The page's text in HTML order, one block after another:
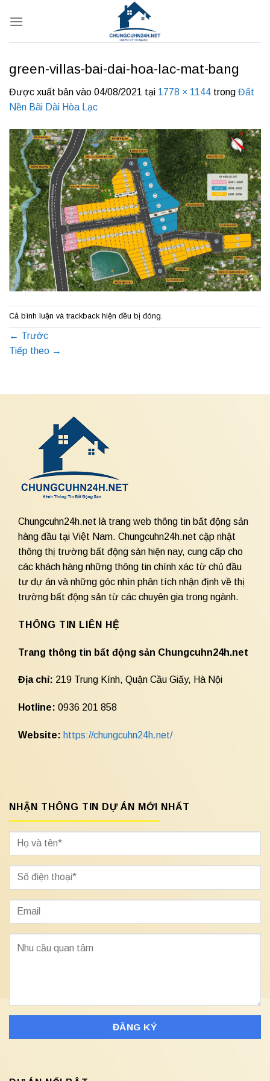
qua
green-villas-bai-dai-hoa-lac-mat-bang
Được xuất bản vào 04/08/2021 tại 1778 × 1144 trong Đất
Nền Bãi Dài Hòa Lạc
Cả bình luận và trackback hiện đều bị đóng.
← Trước
Tiếp theo →
Chungcuhn24h.net là trang web thông tin bất động sản
hàng đầu tại Việt Nam. Chungcuhn24h.net cập nhật
thông thị trường bất động sản hiện nay, cung cấp cho
các khách hàng những thông tin chính xác từ chủ đầu
tư dự án và những góc nhìn phân tích nhận định về thị
trường bất động sản từ các chuyên gia trong ngành.
THÔNG TIN LIÊN HỆ
Trang thông tin bất động sản Chungcuhn24h.net
Địa chỉ: 219 Trung Kính, Quận Cầu Giấy, Hà Nội
Hotline: 0936 201 858
Website: https://chungcuhn24h.net/
NHẬN THÔNG TIN DỰ ÁN MỚI NHẤT